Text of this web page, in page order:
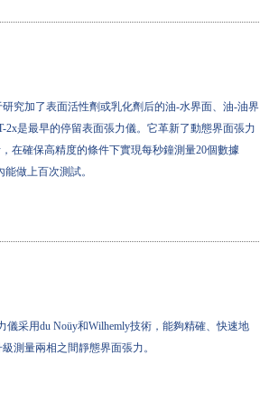
究加了表面活性劑或乳化劑后的油-水界面、油-油界
2x是最早的停留表面張力儀。它革新了動態界面張力
在確保高精度的條件下實現每秒鐘測量20個數據
做上百次測試。
儀采用du Noüy和Wilhemly技術，能夠精確、快速地
測量兩相之間靜態界面張力。